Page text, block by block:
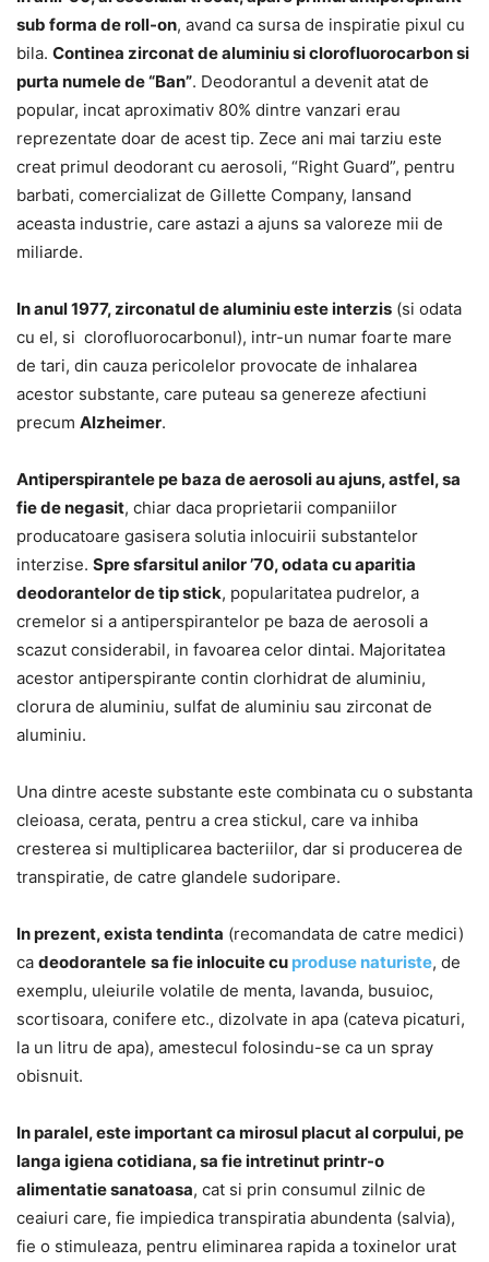
sub forma de roll-on, avand ca sursa de inspiratie pixul cu
bila. Continea zirconat de aluminiu si clorofluorocarbon si
purta numele de “Ban”. Deodorantul a devenit atat de
popular, incat aproximativ 80% dintre vanzari erau
reprezentate doar de acest tip. Zece ani mai tarziu este
creat primul deodorant cu aerosoli, “Right Guard”, pentru
barbati, comercializat de Gillette Company, lansand
aceasta industrie, care astazi a ajuns sa valoreze mii de
miliarde.
In anul 1977, zirconatul de aluminiu este interzis (si odata
cu el, si clorofluorocarbonul), intr-un numar foarte mare
de tari, din cauza pericolelor provocate de inhalarea
acestor substante, care puteau sa genereze afectiuni
precum Alzheimer.
Antiperspirantele pe baza de aerosoli au ajuns, astfel, sa
fie de negasit, chiar daca proprietarii companiilor
producatoare gasisera solutia inlocuirii substantelor
interzise. Spre sfarsitul anilor ’70, odata cu aparitia
deodorantelor de tip stick, popularitatea pudrelor, a
cremelor si a antiperspirantelor pe baza de aerosoli a
scazut considerabil, in favoarea celor dintai. Majoritatea
acestor antiperspirante contin clorhidrat de aluminiu,
clorura de aluminiu, sulfat de aluminiu sau zirconat de
aluminiu.
Una dintre aceste substante este combinata cu o substanta
cleioasa, cerata, pentru a crea stickul, care va inhiba
cresterea si multiplicarea bacteriilor, dar si producerea de
transpiratie, de catre glandele sudoripare.
In prezent, exista tendinta (recomandata de catre medici)
ca deodorantele sa fie inlocuite cu produse naturiste, de
exemplu, uleiurile volatile de menta, lavanda, busuioc,
scortisoara, conifere etc., dizolvate in apa (cateva picaturi,
la un litru de apa), amestecul folosindu-se ca un spray
obisnuit.
In paralel, este important ca mirosul placut al corpului, pe
langa igiena cotidiana, sa fie intretinut printr-o
alimentatie sanatoasa, cat si prin consumul zilnic de
ceaiuri care, fie impiedica transpiratia abundenta (salvia),
fie o stimuleaza, pentru eliminarea rapida a toxinelor urat